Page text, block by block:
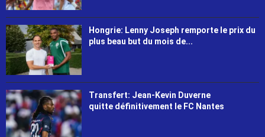
Hongrie: Lenny Joseph remporte le prix du
plus beau but du mois de...
Transfert: Jean-Kevin Duverne
quitte définitivement le FC Nantes